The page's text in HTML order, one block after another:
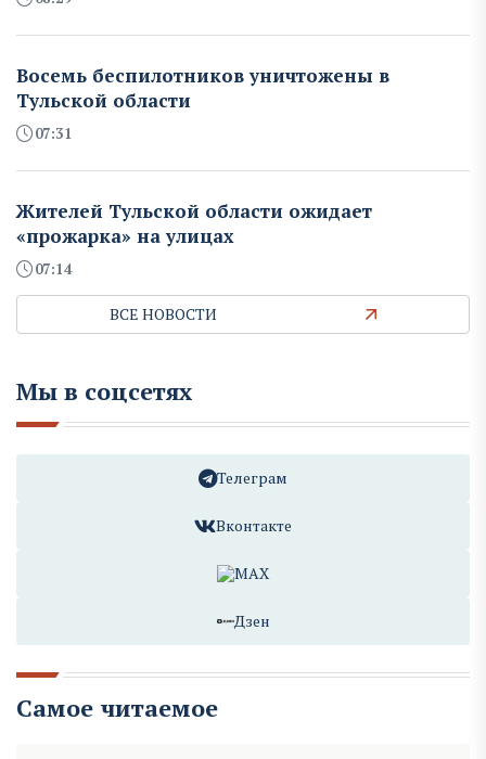
Восемь беспилотников уничтожены в
Тульской области
07:31
Жителей Тульской области ожидает
«прожарка» на улицах
07:14
ВСЕ НОВОСТИ
Мы в соцсетях
Телеграм
Вконтакте
MAX
Дзен
Самое читаемое